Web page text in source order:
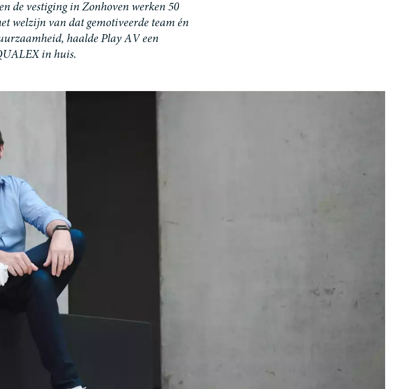
en de vestiging in Zonhoven werken 50
et welzijn van dat gemotiveerde team én
urzaamheid, haalde Play A V een
UALEX in huis.